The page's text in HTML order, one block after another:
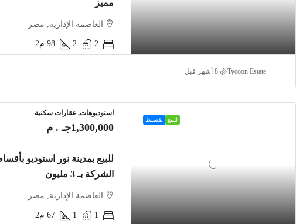
مميز
العاصمة الإدارية, مصر
2
2
98 م2
Tycoon Estate
للبيع تقسيط
استوديوهات, عقارات سكنية
1,300,000جـ . م
الشركة بـ 3 مليون
العاصمة الإدارية, مصر
1
1
67 م2